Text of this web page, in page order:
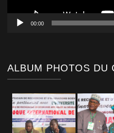
00:00
ALBUM PHOTOS DU